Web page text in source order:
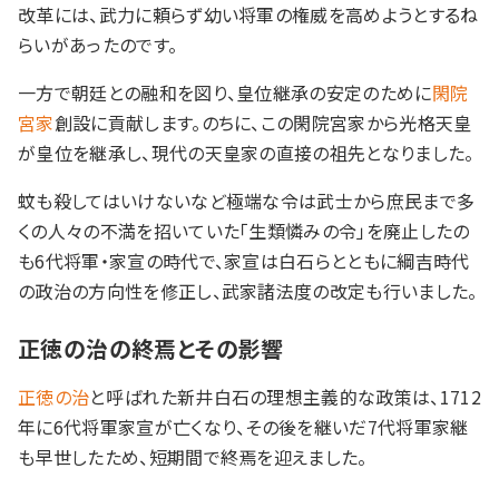
改革には、武力に頼らず幼い将軍の権威を高めようとするね
らいがあったのです。
一方で朝廷との融和を図り、皇位継承の安定のために閑院
宮家創設に貢献します。のちに、この閑院宮家から光格天皇
が皇位を継承し、現代の天皇家の直接の祖先となりました。
蚊も殺してはいけないなど極端な令は武士から庶民まで多
くの人々の不満を招いていた「生類憐みの令」を廃止したの
も6代将軍・家宣の時代で、家宣は白石らとともに綱吉時代
の政治の方向性を修正し、武家諸法度の改定も行いました。
正徳の治の終焉とその影響
正徳の治と呼ばれた新井白石の理想主義的な政策は、1712
年に6代将軍家宣が亡くなり、その後を継いだ7代将軍家継
も早世したため、短期間で終焉を迎えました。